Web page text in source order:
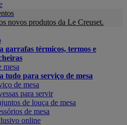
novos produtos da Le Creuset.
garrafas térmicos, termos e
mesa
tudo para serviço de mesa
de mesa
para servir
de louça de mesa
de mesa
online